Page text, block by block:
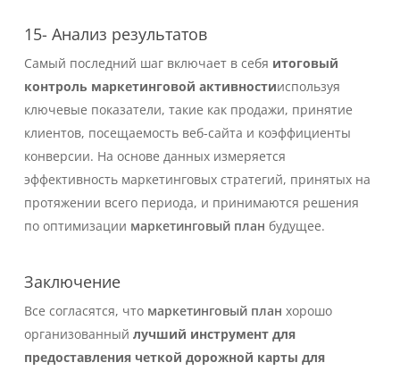
15- Анализ результатов
Самый последний шаг включает в себя итоговый
контроль маркетинговой активностииспользуя
ключевые показатели, такие как продажи, принятие
клиентов, посещаемость веб-сайта и коэффициенты
конверсии. На основе данных измеряется
эффективность маркетинговых стратегий, принятых на
протяжении всего периода, и принимаются решения
по оптимизации маркетинговый план будущее.
Заключение
Все согласятся, что маркетинговый план хорошо
организованный лучший инструмент для
предоставления четкой дорожной карты для